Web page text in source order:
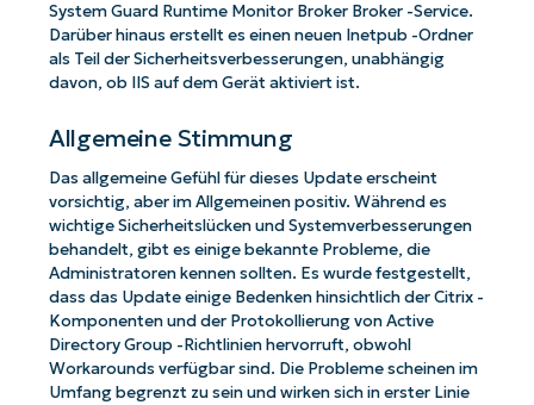
System Guard Runtime Monitor Broker Broker -Service.
Darüber hinaus erstellt es einen neuen Inetpub -Ordner
als Teil der Sicherheitsverbesserungen, unabhängig
davon, ob IIS auf dem Gerät aktiviert ist.
Allgemeine Stimmung
Das allgemeine Gefühl für dieses Update erscheint
vorsichtig, aber im Allgemeinen positiv. Während es
wichtige Sicherheitslücken und Systemverbesserungen
behandelt, gibt es einige bekannte Probleme, die
Administratoren kennen sollten. Es wurde festgestellt,
dass das Update einige Bedenken hinsichtlich der Citrix -
Komponenten und der Protokollierung von Active
Directory Group -Richtlinien hervorruft, obwohl
Workarounds verfügbar sind. Die Probleme scheinen im
Umfang begrenzt zu sein und wirken sich in erster Linie